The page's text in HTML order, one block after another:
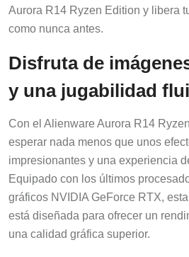
Aurora R14 Ryzen Edition y libera
como nunca antes.
Disfruta de
y una jugabilidad
Con el Alienware Aurora R14
esperar nada menos que unos
impresionantes y una experiencia
Equipado con los últimos
gráficos NVIDIA GeForce RTX,
está diseñada para ofrecer un
una calidad gráfica superior.